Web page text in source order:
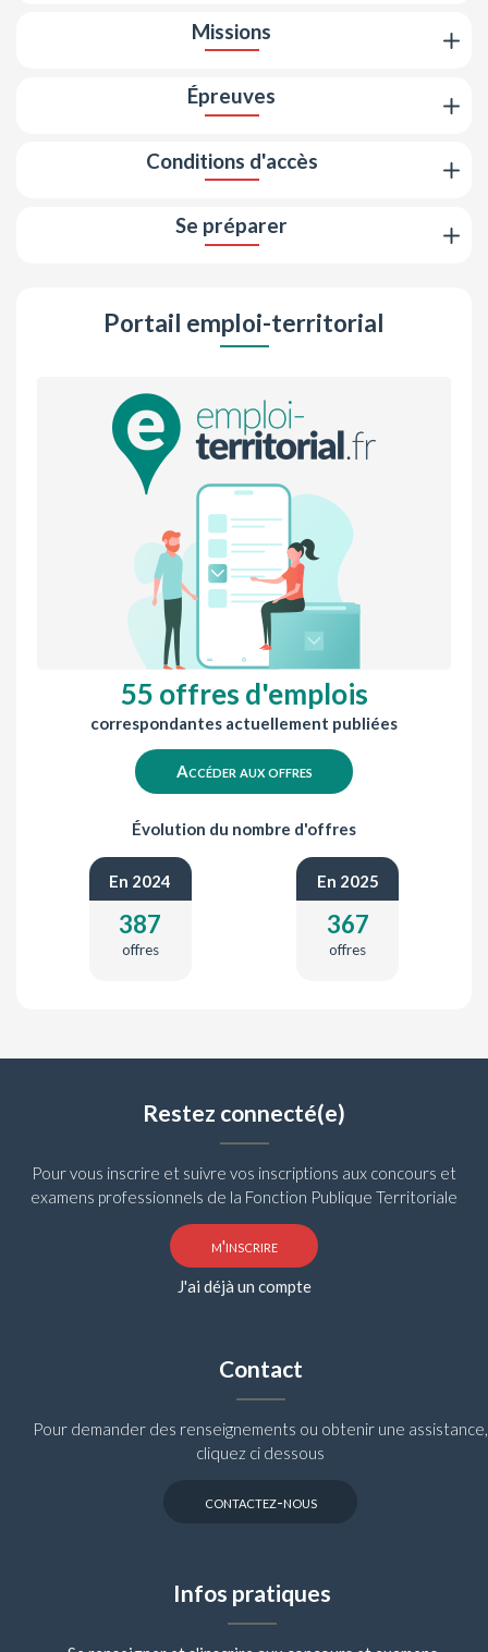
Missions
Épreuves
Conditions d'accès
Se préparer
Portail emploi-territorial
55 offres d'emplois
correspondantes actuellement publiées
Accéder aux offres
Évolution du nombre d'offres
En 2024
387
offres
En 2025
367
offres
Restez connecté(e)
Pour vous inscrire et suivre vos inscriptions aux concours et
examens professionnels de la Fonction Publique Territoriale
m'inscrire
J'ai déjà un compte
Contact
Pour demander des renseignements ou obtenir une assistance,
cliquez ci dessous
contactez-nous
Infos pratiques